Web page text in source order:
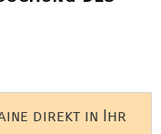
direkt in Ihr